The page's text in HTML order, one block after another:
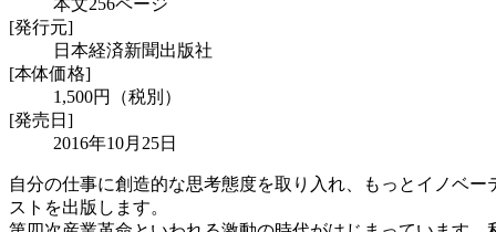
本文256ページ
[発行元]
日本経済新聞出版社
[本体価格]
1,500円（税別）
[発売日]
2016年10月25日
自分の仕事に創造的な思考態度を取り入れ、もっとイノベ
ストを出版します。